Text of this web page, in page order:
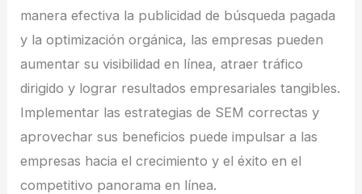
manera efectiva la publicidad de búsqueda pagada
y la optimización orgánica, las empresas pueden
aumentar su visibilidad en línea, atraer tráfico
dirigido y lograr resultados empresariales tangibles.
Implementar las estrategias de SEM correctas y
aprovechar sus beneficios puede impulsar a las
empresas hacia el crecimiento y el éxito en el
competitivo panorama en línea.